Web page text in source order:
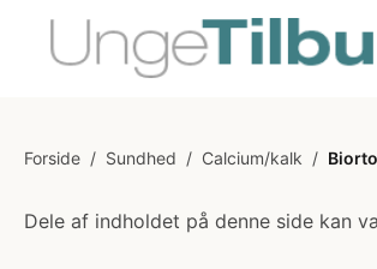
Forside / Sundhed / Calcium/kalk /
Dele af indholdet på denne side kan